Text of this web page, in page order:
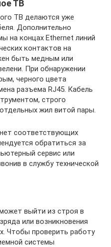
ТВ
ТВ делаются уже
Дополнительно
на концах Ethernet линий
контактов на
быть медным или
При обнаружении
черного цвета
разъема RJ45. Кабель
строго
жил витой пары.
соответствующих
обратиться за
сервис или
в службу технической
выйти из строя в
или возникновения
Чтобы проверить работу
системы